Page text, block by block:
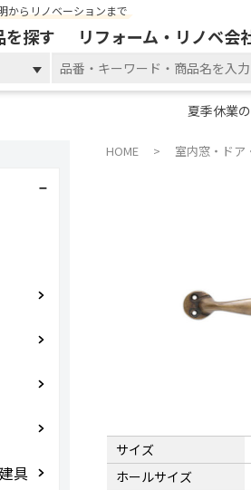
からリノベーションまで
を探す リフォーム・リノベ会
夏季休業
HOME 室内窓・ドア
サイズ
ホールサイズ
具